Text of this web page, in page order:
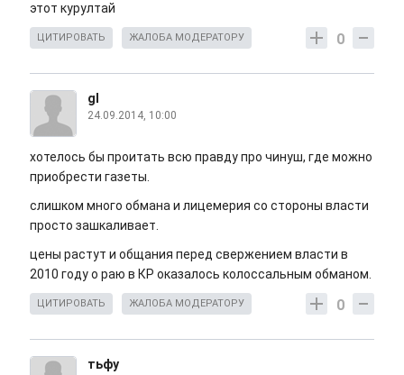
этот курултай
0
ЦИТИРОВАТЬ ЖАЛОБА МОДЕРАТОРУ
gl
24.09.2014, 10:00
хотелось бы проитать всю правду про чинуш, где можно
приобрести газеты.
слишком много обмана и лицемерия со стороны власти
просто зашкаливает.
цены растут и общания перед свержением власти в
2010 году о раю в КР оказалось колоссальным обманом.
0
ЦИТИРОВАТЬ ЖАЛОБА МОДЕРАТОРУ
тьфу